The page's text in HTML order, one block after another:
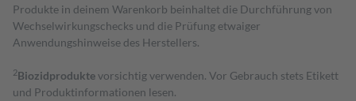
Produkte in deinem Warenkorb beinhaltet die Durchführung von
Wechselwirkungschecks und die Prüfung etwaiger
Anwendungshinweise des Herstellers.
2Biozidproduktevorsichtig verwenden. Vor Gebrauch stets Etikett
und Produktinformationen lesen.